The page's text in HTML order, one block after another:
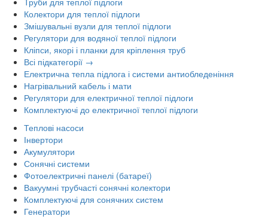
Колектори для теплої підлоги
Змішувальні вузли для теплої підлоги
Регулятори для водяної теплої підлоги
Кліпси, якорі і планки для кріплення труб
Всі підкатегорії →
Електрична тепла підлога і системи антиобледеніння
Нагрівальний кабель і мати
Регулятори для електричної теплої підлоги
Комплектуючі до електричної теплої підлоги
Теплові насоси
Інвертори
Акумулятори
Сонячні системи
Фотоелектричні панелі (батареї)
Вакуумні трубчасті сонячні колектори
Комплектуючі для сонячних систем
Генератори